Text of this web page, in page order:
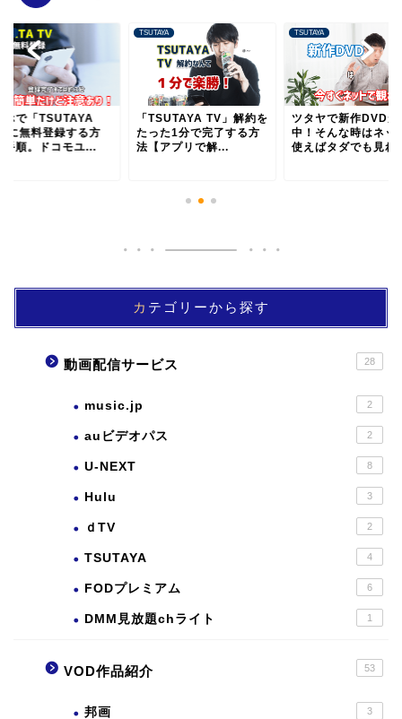
ホで「TSUTAYA
に無料登録する方
手順。ドコモユ...
TSUTAYA
「TSUTAYA TV」解約を
たった1分で完了する方
法【アプリで解...
TSUTAYA
ツタヤで新作DVDが
中！そんな時はネッ
使えばタダでも見れ
カテゴリーから探す
動画配信サービス 28
music.jp 2
auビデオパス 2
U-NEXT 8
Hulu 3
ｄTV 2
TSUTAYA 4
FODプレミアム 6
DMM見放題chライト 1
VOD作品紹介 53
邦画 3